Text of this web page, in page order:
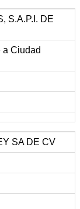
S.A.P.I. DE
a Ciudad
SA DE CV